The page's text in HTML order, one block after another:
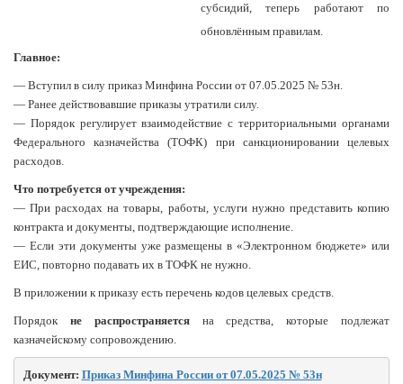
субсидий, теперь работают по
обновлённым правилам.
Главное:
— Вступил в силу приказ Минфина России от 07.05.2025 № 53н.
— Ранее действовавшие приказы утратили силу.
— Порядок регулирует взаимодействие с территориальными органами
Федерального казначейства (ТОФК) при санкционировании целевых
расходов.
Что потребуется от учреждения:
— При расходах на товары, работы, услуги нужно представить копию
контракта и документы, подтверждающие исполнение.
— Если эти документы уже размещены в «Электронном бюджете» или
ЕИС, повторно подавать их в ТОФК не нужно.
В приложении к приказу есть перечень кодов целевых средств.
Порядок не распространяетсяна средства, которые подлежат
казначейскому сопровождению.
Документ: Приказ Минфина России от 07.05.2025 № 53н